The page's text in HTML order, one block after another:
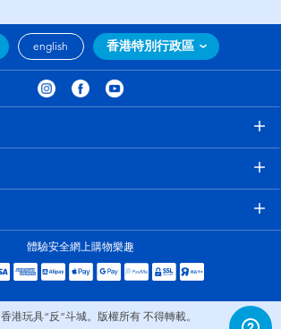
english 香港特別行政區
體驗安全網上購物樂趣
香港玩具“反”斗城。版權所有 不得轉載。